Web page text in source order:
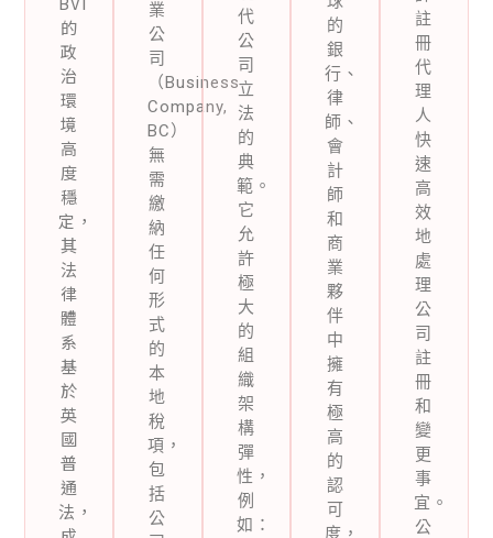
的
政
治
環
境
高
度
穩
定，
其
法
律
體
系
基
於
英
國
普
通
法，
業
公
司
（Business
Company,
BC）
無
需
繳
納
任
何
形
式
的
本
地
稅
項，
包
括
公
代
公
司
立
法
的
典
範。
它
允
許
極
大
的
組
織
架
構
彈
性，
例
如：
的
銀
行、
律
師、
會
計
師
和
商
業
夥
伴
中
擁
有
極
高
的
認
可
度，
註
冊
代
理
人
快
速
高
效
地
處
理
公
司
註
冊
和
變
更
事
宜。
公